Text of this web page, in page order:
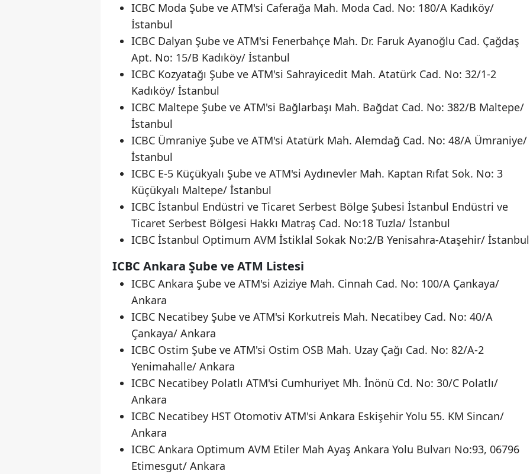
ICBC Moda Şube ve ATM'si Caferağa Mah. Moda Cad. No: 180/A Kadıköy/
İstanbul
ICBC Dalyan Şube ve ATM'si Fenerbahçe Mah. Dr. Faruk Ayanoğlu Cad. Çağdaş
Apt. No: 15/B Kadıköy/ İstanbul
ICBC Kozyatağı Şube ve ATM'si Sahrayicedit Mah. Atatürk Cad. No: 32/1-2
Kadıköy/ İstanbul
ICBC Maltepe Şube ve ATM'si Bağlarbaşı Mah. Bağdat Cad. No: 382/B Maltepe/
İstanbul
ICBC Ümraniye Şube ve ATM'si Atatürk Mah. Alemdağ Cad. No: 48/A Ümraniye/
İstanbul
ICBC E-5 Küçükyalı Şube ve ATM'si Aydınevler Mah. Kaptan Rıfat Sok. No: 3
Küçükyalı Maltepe/ İstanbul
ICBC İstanbul Endüstri ve Ticaret Serbest Bölge Şubesi İstanbul Endüstri ve
Ticaret Serbest Bölgesi Hakkı Matraş Cad. No:18 Tuzla/ İstanbul
ICBC İstanbul Optimum AVM İstiklal Sokak No:2/B Yenisahra-Ataşehir/ İstanbul
ICBC Ankara Şube ve ATM Listesi
ICBC Ankara Şube ve ATM'si Aziziye Mah. Cinnah Cad. No: 100/A Çankaya/
Ankara
ICBC Necatibey Şube ve ATM'si Korkutreis Mah. Necatibey Cad. No: 40/A
Çankaya/ Ankara
ICBC Ostim Şube ve ATM'si Ostim OSB Mah. Uzay Çağı Cad. No: 82/A-2
Yenimahalle/ Ankara
ICBC Necatibey Polatlı ATM'si Cumhuriyet Mh. İnönü Cd. No: 30/C Polatlı/
Ankara
ICBC Necatibey HST Otomotiv ATM'si Ankara Eskişehir Yolu 55. KM Sincan/
Ankara
ICBC Ankara Optimum AVM Etiler Mah Ayaş Ankara Yolu Bulvarı No:93, 06796
Etimesgut/ Ankara